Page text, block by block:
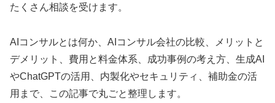
たくさん相談を受けます。
AIコンサルとは何か、AIコンサル会社の比較、メリットと
デメリット、費用と料金体系、成功事例の考え方、生成AI
やChatGPTの活用、内製化やセキュリティ、補助金の活
用まで、この記事で丸ごと整理します。